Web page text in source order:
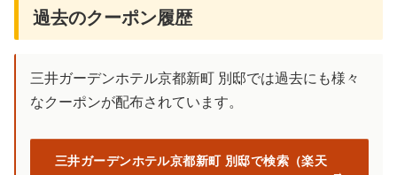
過去のクーポン履歴
三井ガーデンホテル京都新町 別邸では過去にも様々
なクーポンが配布されています。
三井ガーデンホテル京都新町 別邸で検索（楽天